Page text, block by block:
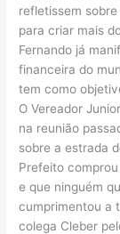
refletissem
para criar mais
Fernando já
financeira do
tem como
O Vereador
na reunião
sobre a estrada
Prefeito
e que ninguém
cumprimentou a
colega Cleber